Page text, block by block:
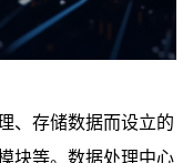
、存储数据而设立的
块等。数据处理中心